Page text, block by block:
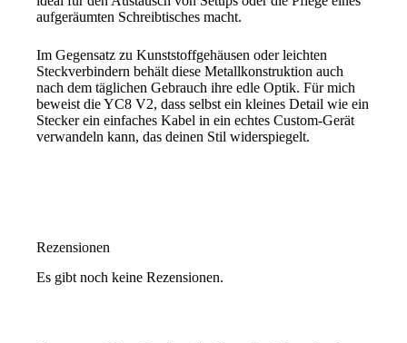
aufgeräumten Schreibtisches macht.
Im Gegensatz zu Kunststoffgehäusen oder leichten
Steckverbindern behält diese Metallkonstruktion auch
nach dem täglichen Gebrauch ihre edle Optik. Für mich
beweist die YC8 V2, dass selbst ein kleines Detail wie ein
Stecker ein einfaches Kabel in ein echtes Custom-Gerät
verwandeln kann, das deinen Stil widerspiegelt.
Rezensionen
Es gibt noch keine Rezensionen.